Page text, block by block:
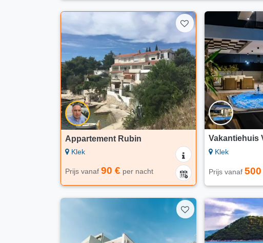
Appartement Rubin
Klek
Prijs vanaf 90 € per nacht
Vakantiehuis
Klek
Prijs vanaf 500